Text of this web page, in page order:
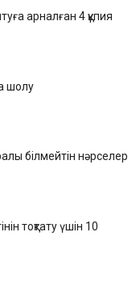
арналған 4 құпия
шолу
білмейтін нәрселер
тоқтату үшін 10